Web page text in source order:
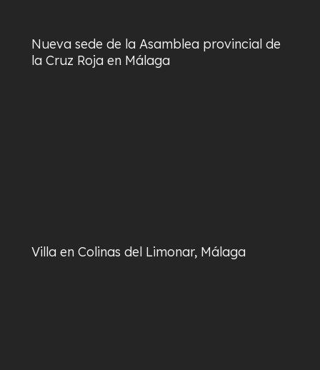
Nueva sede de la Asamblea provincial de
la Cruz Roja en Málaga
Villa en Colinas del Limonar, Málaga